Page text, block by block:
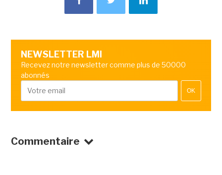
NEWSLETTER LMI
Recevez notre newsletter comme plus de 50000
abonnés
OK
Commentaire